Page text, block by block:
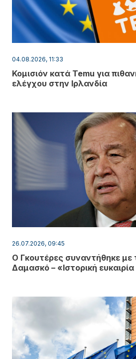
04.08.2026, 11:33
Κομισιόν κατά Temu για
ελέγχου στην Ιρλανδία
26.07.2026, 09:45
Ο Γκουτέρες συναντήθηκε
Δαμασκό – «Ιστορική